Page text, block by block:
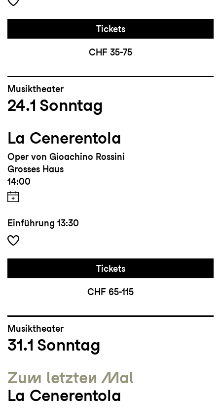
Tickets
CHF 35-75
Musiktheater
24.1 Sonntag
La Cenerentola
Oper von Gioachino Rossini
Grosses Haus
14:00
Einführung 13:30
Tickets
CHF 65-115
Musiktheater
31.1 Sonntag
Zum letzten Mal
La Cenerentola